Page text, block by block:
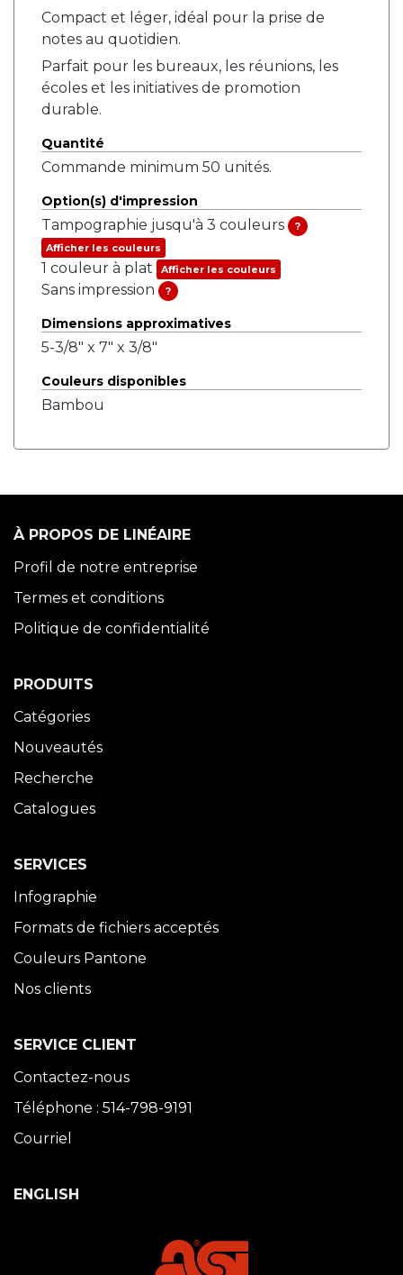
Compact et léger, idéal pour la prise de
notes au quotidien.
Parfait pour les bureaux, les réunions, les
écoles et les initiatives de promotion
durable.
Quantité
Commande minimum 50 unités.
Option(s) d'impression
Tampographie jusqu'à 3 couleurs
?
Afficher les couleurs
1 couleur à plat Afficher les couleurs
Sans impression ?
Dimensions approximatives
5-3/8" x 7" x 3/8"
Couleurs disponibles
Bambou
À PROPOS DE LINÉAIRE
Profil de notre entreprise
Termes et conditions
Politique de confidentialité
PRODUITS
Catégories
Nouveautés
Recherche
Catalogues
SERVICES
Infographie
Formats de fichiers acceptés
Couleurs Pantone
Nos clients
SERVICE CLIENT
Contactez-nous
Téléphone : 514-798-9191
Courriel
ENGLISH